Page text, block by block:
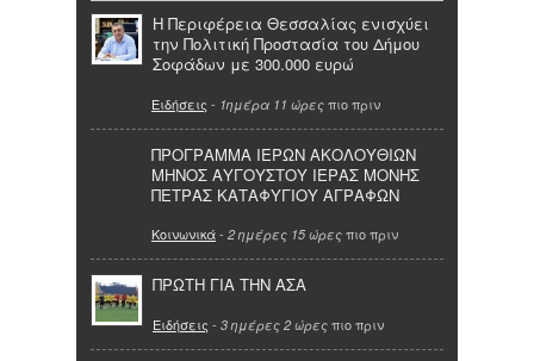
Η Περιφέρεια Θεσσαλίας ενισχύει
την Πολιτική Προστασία του Δήμου
Σοφάδων με 300.000 ευρώ
Ειδήσεις - 1ημέρα 11 ώρες πιο πριν
ΠΡΟΓΡΑΜΜΑ ΙΕΡΩΝ ΑΚΟΛΟΥΘΙΩΝ
ΜΗΝΟΣ ΑΥΓΟΥΣΤΟΥ ΙΕΡΑΣ ΜΟΝΗΣ
ΠΕΤΡΑΣ ΚΑΤΑΦΥΓΙΟΥ ΑΓΡΑΦΩΝ
Κοινωνικά- 2 ημέρες 15 ώρες πιο πριν
ΠΡΩΤΗ ΓΙΑ ΤΗΝ ΑΣΑ
Ειδήσεις - 3 ημέρες 2 ώρες πιο πριν